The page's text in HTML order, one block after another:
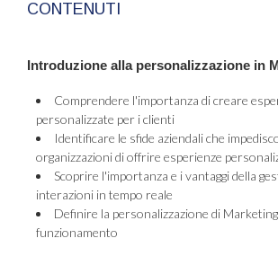
CONTENUTI
Introduzione alla personalizzazione in
Comprendere l'importanza di creare
personalizzate per i clienti
Identificare le sfide aziendali che
organizzazioni di offrire esperienze
Scoprire l'importanza e i vantaggi della
interazioni in tempo reale
Definire la personalizzazione di
funzionamento